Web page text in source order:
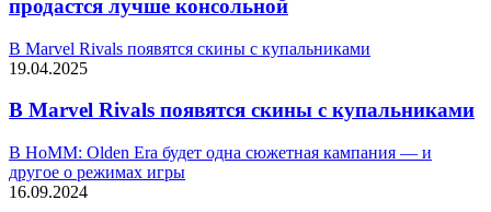
продастся лучше консольной
В Marvel Rivals появятся скины с купальниками
19.04.2025
В Marvel Rivals появятся скины с купальниками
В HoMM: Olden Era будет одна сюжетная кампания — и
другое о режимах игры
16.09.2024